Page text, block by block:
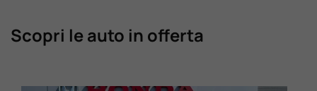
Scopri le auto in offerta